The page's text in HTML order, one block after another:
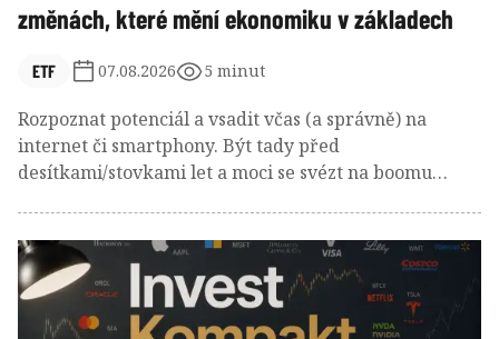
změnách, které mění ekonomiku v základech
ETF 07.08.2026 5 minut
Rozpoznat potenciál a vsadit včas (a správně) na
internet či smartphony. Být tady před
desítkami/stovkami let a moci se svézt na boomu
technologických revolucí. A disruptivní investování
nabízí způsob, jak na těchto transformacích vydělat!